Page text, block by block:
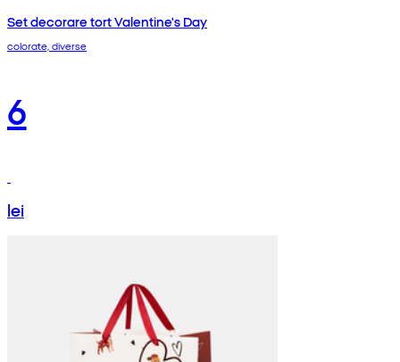
Set decorare tort Valentine's Day
colorate, diverse
6
lei